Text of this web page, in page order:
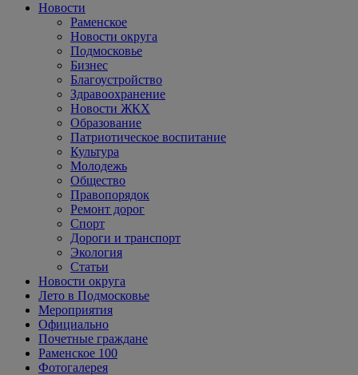
Новости
Раменское
Новости округа
Подмосковье
Бизнес
Благоустройство
Здравоохранение
Новости ЖКХ
Образование
Патриотическое воспитание
Культура
Молодежь
Общество
Правопорядок
Ремонт дорог
Спорт
Дороги и транспорт
Экология
Статьи
Новости округа
Лето в Подмосковье
Мероприятия
Официально
Почетные граждане
Раменское 100
Фотогалерея